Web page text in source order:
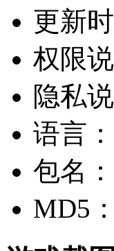
更新
权限说
隐私
语言
包名
MD5